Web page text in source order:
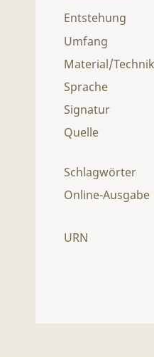
Entstehung
Umfang
Material/Technik
Sprache
Signatur
Quelle
Schlagwörter
Online-Ausgabe
URN